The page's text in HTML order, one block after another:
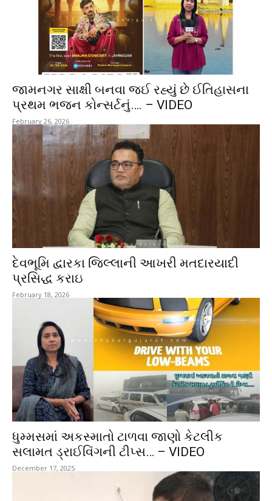
જામનગર સાક્ષી બનવા જઈ રહ્યું છે ઈતિહાસના
પ્રથમ ભજન કોન્સર્ટનું…. – VIDEO
February 26, 2026
દેવભૂમિ દ્વારકા જિલ્લાની આખરી મતદારયાદી
પ્રસિદ્ધ કરાઇ
February 18, 2026
ધુમ્મસમાં અકસ્માતો ટાળવા જાણો કેટલીક
સલામત ડ્રાઈવિંગની ટીપ્સ… – VIDEO
December 17, 2025